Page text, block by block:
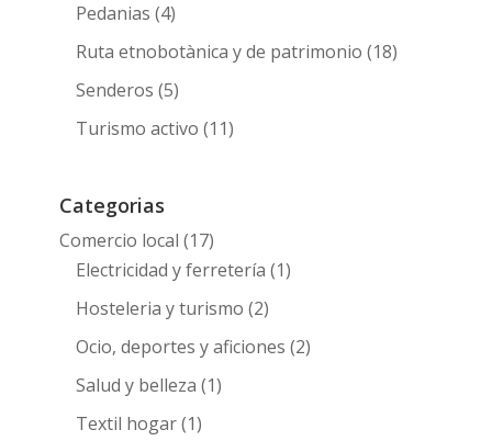
Pedanias (4)
Ruta etnobotànica y de patrimonio (18)
Senderos (5)
Turismo activo (11)
Categorias
Comercio local (17)
Electricidad y ferretería (1)
Hosteleria y turismo (2)
Ocio, deportes y aficiones (2)
Salud y belleza (1)
Textil hogar(1)